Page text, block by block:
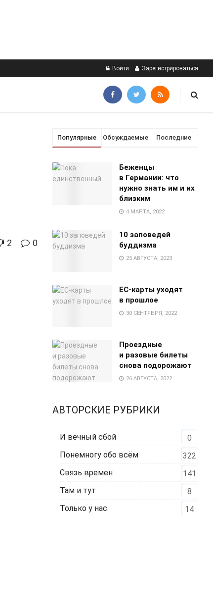
Войти Зарегистрироваться
2 0
Популярные Обсуждаемые Последние
Беженцы
в Германии: что
нужно знать им и их
близким
4 МАРТА, 2022
10 заповедей
буддизма
25 АВГУСТА, 2023
EC-карты уходят
в прошлое
30 СЕНТЯБРЯ, 2022
Проездные
и разовые билеты
снова подорожают
26 АВГУСТА, 2022
АВТОРСКИЕ РУБРИКИ
И вечный сбой
0
Понемногу обо всём
322
Связь времен
141
Там и тут
8
Только у нас
14